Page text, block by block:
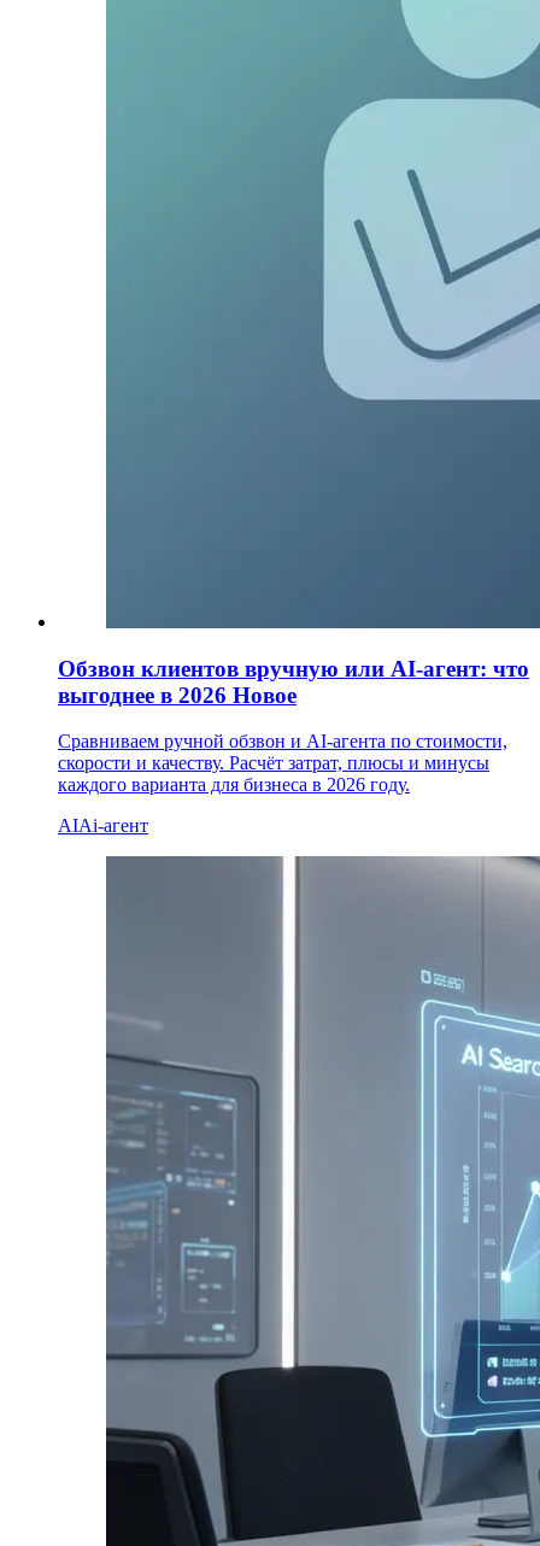
Обзвон клиентов вручную или AI-агент: что
выгоднее в 2026 Новое
Сравниваем ручной обзвон и AI-агента по стоимости,
скорости и качеству. Расчёт затрат, плюсы и минусы
каждого варианта для бизнеса в 2026 году.
AIAi-агент